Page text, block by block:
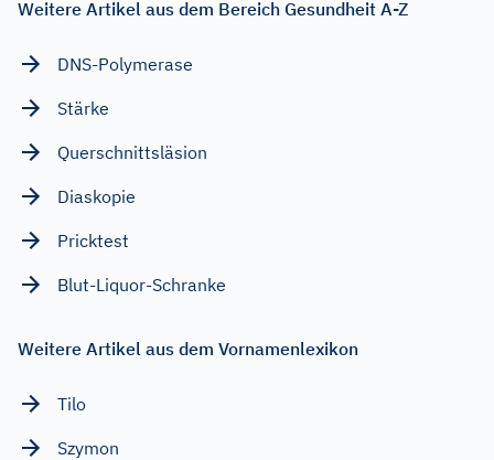
Weitere Artikel aus dem Bereich Gesundheit A-Z
DNS-Polymerase
Stärke
Querschnittsläsion
Diaskopie
Pricktest
Blut-Liquor-Schranke
Weitere Artikel aus dem Vornamenlexikon
Tilo
Szymon